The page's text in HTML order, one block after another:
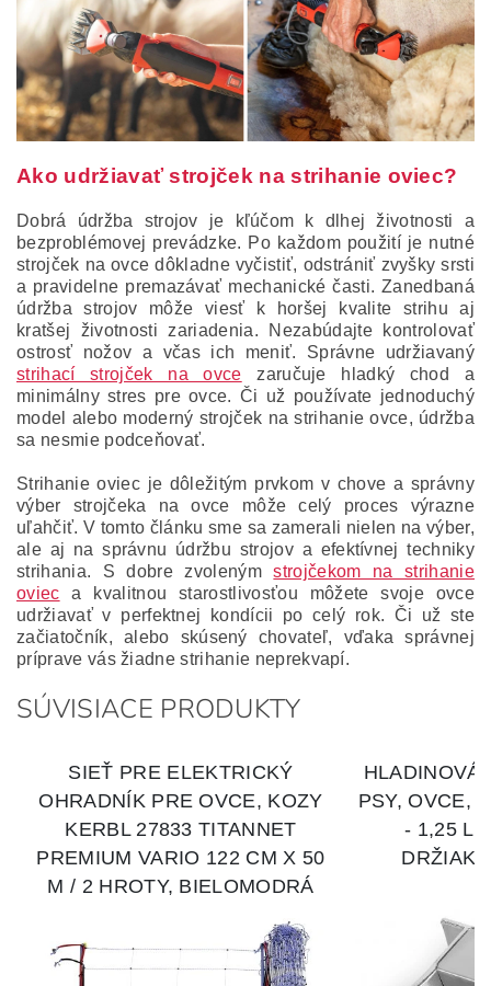
Ako udržiavať strojček na strihanie oviec?
Dobrá údržba strojov je kľúčom k dlhej životnosti a
bezproblémovej prevádzke. Po každom použití je nutné
strojček na ovce dôkladne vyčistiť, odstrániť zvyšky srsti
a pravidelne premazávať mechanické časti. Zanedbaná
údržba strojov môže viesť k horšej kvalite strihu aj
kratšej životnosti zariadenia. Nezabúdajte kontrolovať
ostrosť nožov a včas ich meniť. Správne udržiavaný
strihací strojček na ovce zaručuje hladký chod a
minimálny stres pre ovce. Či už používate jednoduchý
model alebo moderný strojček na strihanie ovce, údržba
sa nesmie podceňovať.
Strihanie oviec je dôležitým prvkom v chove a správny
výber strojčeka na ovce môže celý proces výrazne
uľahčiť. V tomto článku sme sa zamerali nielen na výber,
ale aj na správnu údržbu strojov a efektívnej techniky
strihania. S dobre zvolenýmstrojčekom na strihanie
oviec a kvalitnou starostlivosťou môžete svoje ovce
udržiavať v perfektnej kondícii po celý rok. Či už ste
začiatočník, alebo skúsený chovateľ, vďaka správnej
príprave vás žiadne strihanie neprekvapí.
SÚVISIACE PRODUKTY